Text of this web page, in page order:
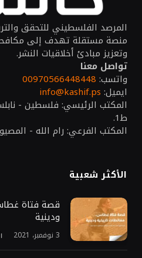
المرصد الفلسطيني للتحقق
منصة مستقلة تهدف إلى
وتعزيز مبادئ أخلاقيات النشر.
تواصل معنا
واتسب: 00970566448448
ايميل: info@kashif.ps
المكتب الرئيسي: فلسطين -
ط1.
المكتب الفرعي: رام الله -
الأكثر شعبية
قصة فتاة
ودينية
3 نوفمبر، 2021